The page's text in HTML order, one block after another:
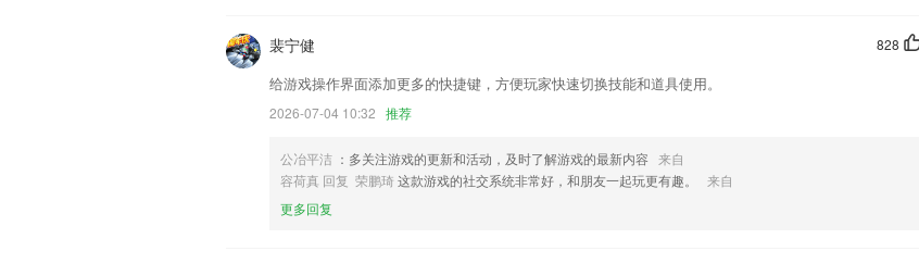
为用户提供更好的体验。
修复因获取视频长度失败闪退的BUG
优化订票体验
联系我们
以上就是7388大富翁最新版下10的介绍，如果您喜欢这款软件，您可以到应用商店进行打分评论，说出您的使用
经历，以帮助我们更好的对产品进行优化修改。
828
裴宁健
给游戏操作界面添加更多的快捷键，方便玩家快速切换技能和道具使用。
2026-07-04 10:32 推荐
公冶平洁 ：多关注游戏的更新和活动，及时了解游戏的最新内容 来自
容荷真 回复 荣鹏琦 这款游戏的社交系统非常好，和朋友一起玩更有趣。
来自
更多回复